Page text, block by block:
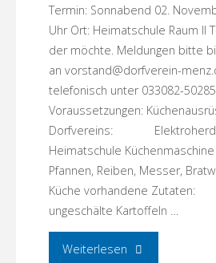
Termin: Sonnabend 02.
Uhr Ort: Heimatschule Raum II
der möchte. Meldungen bitte
an vorstand@dorfverein-
telefonisch unter 033082-50285
Voraussetzungen:
Dorfvereins: Elektroherd
Heimatschule
Pfannen, Reiben, Messer,
Küche vorhandene
ungeschälte Kartoffeln …
Weiterlesen "Die